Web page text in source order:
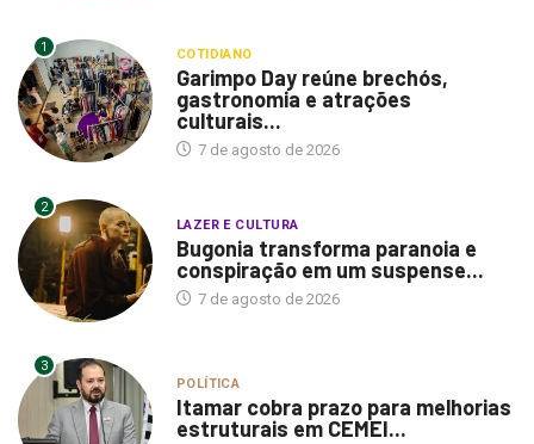
1 COTIDIANO
Garimpo Day reúne brechós,
gastronomia e atrações
culturais...
7 de agosto de 2026
2
LAZER E CULTURA
Bugonia transforma paranoia e
conspiração em um suspense...
7 de agosto de 2026
3
POLÍTICA
Itamar cobra prazo para melhorias
estruturais em CEMEI...